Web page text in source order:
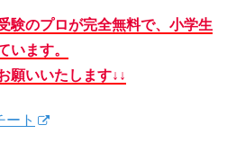
験のプロが完全無料で、小学生
います。
願いいたします↓↓
ート